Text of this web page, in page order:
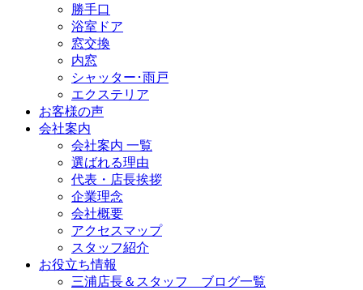
勝手口
浴室ドア
窓交換
内窓
シャッター･雨戸
エクステリア
お客様の声
会社案内
会社案内 一覧
選ばれる理由
代表・店長挨拶
企業理念
会社概要
アクセスマップ
スタッフ紹介
お役立ち情報
三浦店長＆スタッフ ブログ一覧